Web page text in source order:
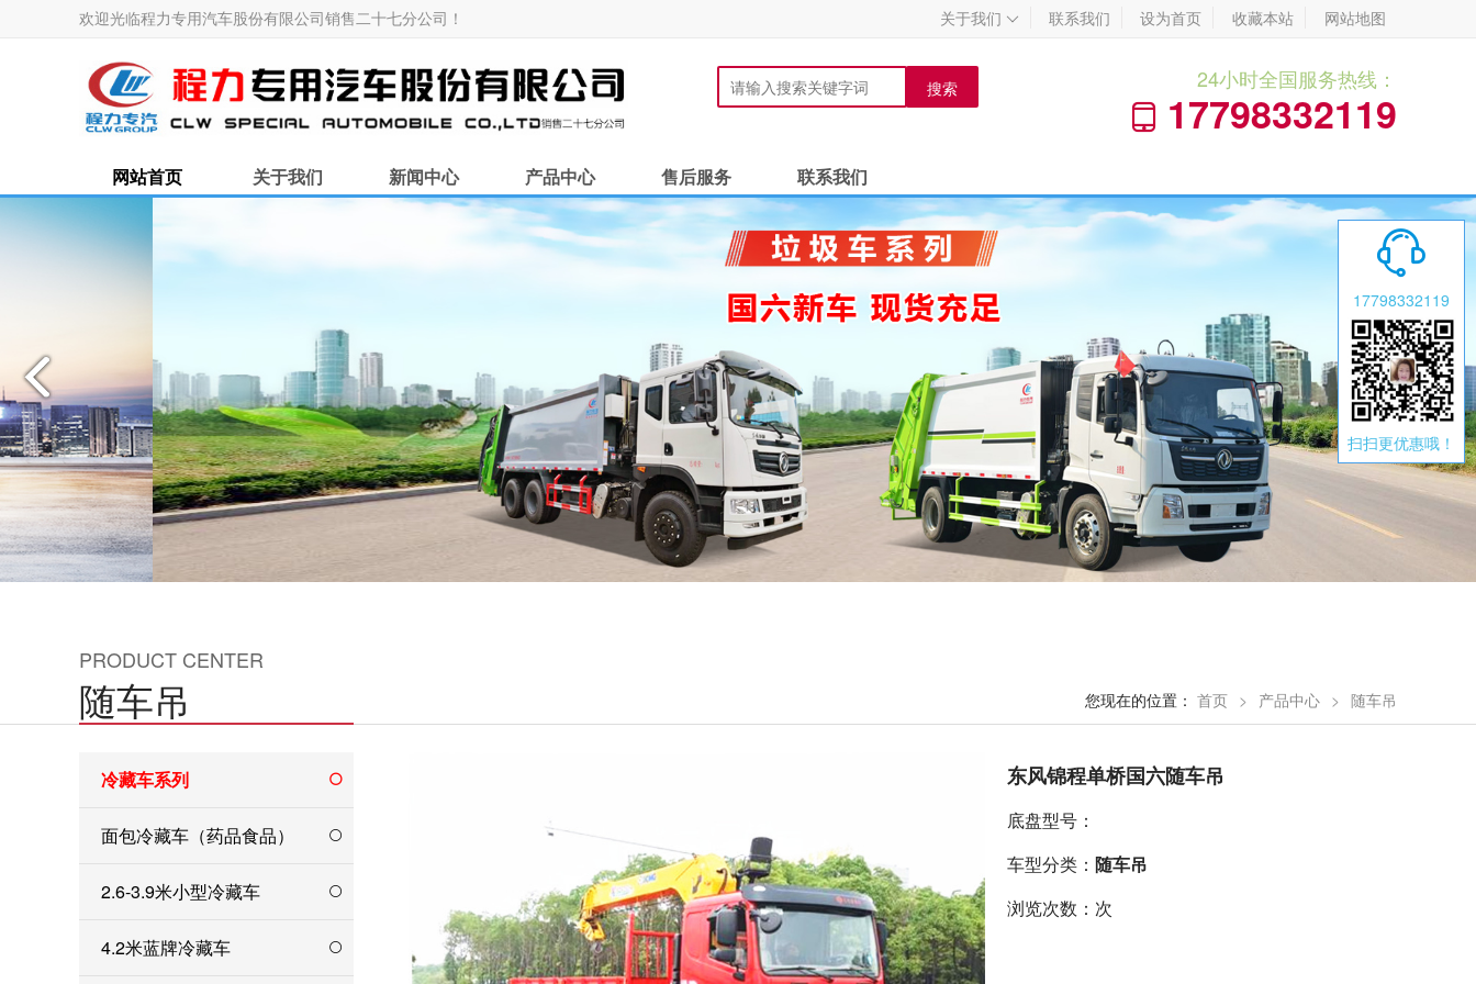
欢迎光临程力专用汽车股份有限公司销售二十七分公司！ 关于我们  联系我们 设为首页 收藏本站 网站地图
搜索
24小时全国服务热线：
 17798332119
网站首页 关于我们 新闻中心 产品中心 售后服务 联系我们
PRODUCT CENTER
随车吊 您现在的位置： 首页 > 产品中心 > 随车吊
冷藏车系列
面包冷藏车（药品食品）
2.6-3.9米小型冷藏车
4.2米蓝牌冷藏车
东风锦程单桥国六随车吊
底盘型号：
车型分类： 随车吊
浏览次数：次

17798332119
扫扫更优惠哦！